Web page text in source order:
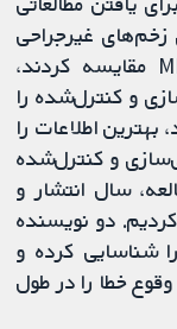
زخم‌های غیرجراحی
آلوده به MRSA یا کلونیزه‌شده با MRSA مقایسه کردند،
و کنترل‌شده را
بهترین اطلاعات را
و کنترل‌شده
سال انتشار و
کردیم. دو نویسنده
شناسایی کرده و
وقوع خطا را در طول